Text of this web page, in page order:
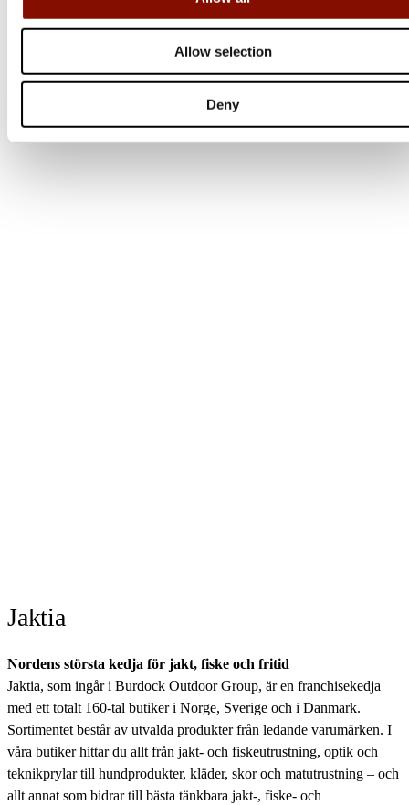
Allow selection
Deny
Jaktia
Nordens största kedja för jakt, fiske och fritid
Jaktia, som ingår i Burdock Outdoor Group, är en franchisekedja
med ett totalt 160-tal butiker i Norge, Sverige och i Danmark.
Sortimentet består av utvalda produkter från ledande varumärken. I
våra butiker hittar du allt från jakt- och fiskeutrustning, optik och
teknikprylar till hundprodukter, kläder, skor och matutrustning – och
allt annat som bidrar till bästa tänkbara jakt-, fiske- och